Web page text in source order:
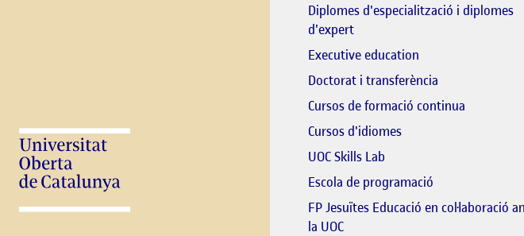
Diplomes d'especialització i diplomes
d'expert
Executive education
Doctorat i transferència
Cursos de formació continua
Cursos d'idiomes
UOC Skills Lab
Escola de programació
FP Jesuïtes Educació en col·laboració
la UOCEl link s'obre en finestra nova